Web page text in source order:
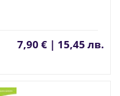
7,90 € | 15,45 лв.